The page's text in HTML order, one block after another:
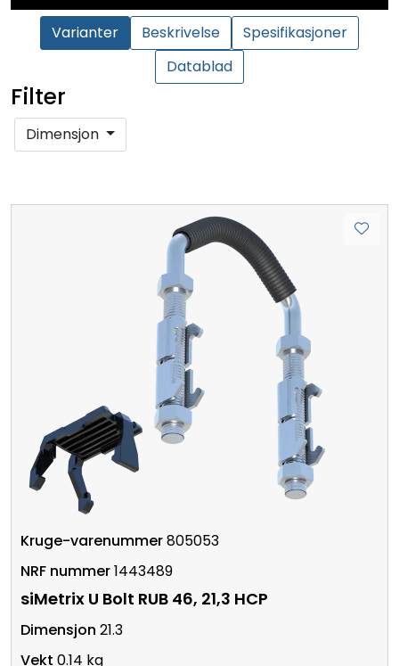
Varianter Beskrivelse
Spesifikasjoner
Datablad
Filter
Dimensjon
805053
1443489
siMetrix U Bolt RUB 46, 21,3 HCP
21.3
0.14 kg